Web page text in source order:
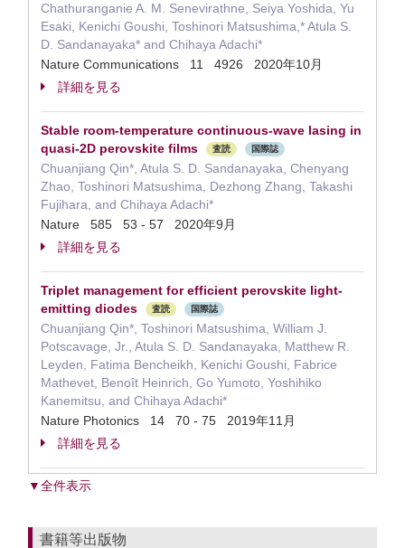
Chathuranganie A. M. Senevirathne, Seiya Yoshida, Yu
Esaki, Kenichi Goushi, Toshinori Matsushima,* Atula S.
D. Sandanayaka* and Chihaya Adachi*
Nature Communications 11 4926 2020年10月
詳細を見る
Stable room-temperature continuous-wave lasing in
quasi-2D perovskite films
査読 国際誌
Chuanjiang Qin*, Atula S. D. Sandanayaka, Chenyang
Zhao, Toshinori Matsushima, Dezhong Zhang, Takashi
Fujihara, and Chihaya Adachi*
Nature 585 53 - 57 2020年9月
詳細を見る
Triplet management for efficient perovskite light-
emitting diodes
査読 国際誌
Chuanjiang Qin*, Toshinori Matsushima, William J.
Potscavage, Jr., Atula S. D. Sandanayaka, Matthew R.
Leyden, Fatima Bencheikh, Kenichi Goushi, Fabrice
Mathevet, Benoît Heinrich, Go Yumoto, Yoshihiko
Kanemitsu, and Chihaya Adachi*
Nature Photonics 14 70 - 75 2019年11月
詳細を見る
▼全件表示
書籍等出版物